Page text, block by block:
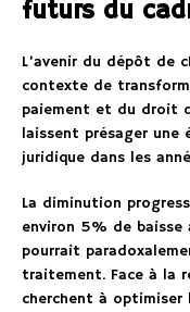
futurs du
L’avenir du dépôt de
contexte de
paiement et du droit
laissent présager
juridique dans les
La diminution
environ 5% de baisse
pourrait
traitement. Face à la
cherchent à